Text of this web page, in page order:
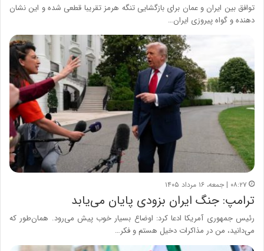
توافق بین ایران و عمان برای بازگشایی تنگه هرمز تقریبا قطعی شده و این نشان
دهنده و گواه پیروزی ایران…
۰۸:۲۷ | جمعه، ۱۶ مرداد ۱۴۰۵
ترامپ: جنگ ایران بزودی پایان می‌یابد
رئیس جمهوری آمریکا ادعا کرد: اوضاع بسیار خوب پیش می‌رود. همان‌طور که
می‌دانید، من در مذاکرات دخیل هستم و فکر…